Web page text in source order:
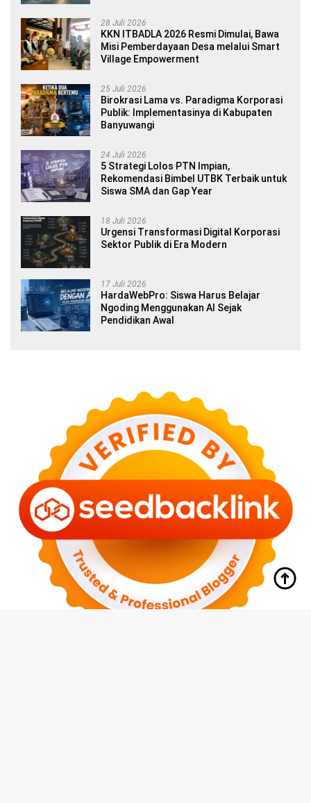
28 Juli 2026
KKN ITBADLA 2026 Resmi Dimulai, Bawa
Misi Pemberdayaan Desa melalui Smart
Village Empowerment
25 Juli 2026
Birokrasi Lama vs. Paradigma Korporasi
Publik: Implementasinya di Kabupaten
Banyuwangi
24 Juli 2026
5 Strategi Lolos PTN Impian,
Rekomendasi Bimbel UTBK Terbaik untuk
Siswa SMA dan Gap Year
18 Juli 2026
Urgensi Transformasi Digital Korporasi
Sektor Publik di Era Modern
17 Juli 2026
HardaWebPro: Siswa Harus Belajar
Ngoding Menggunakan AI Sejak
Pendidikan Awal